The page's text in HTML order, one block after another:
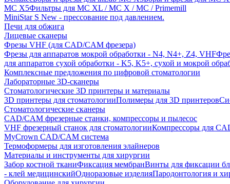
MC X5Фильтры для MC XL / MC X / MC / Primemill
MiniStar S New - прессование под давлением.
Печи для обжига
Лицевые сканеры
Фрезы VHF (для CAD/CAM фрезера)
Фрезы для аппаратов мокрой обработки - N4, N4+, Z4, VHF
для аппаратов сухой обработки - K5, K5+, сухой и мокрой
Комплексные предложения по цифровой стоматологии
Лабораторные 3D-сканеры
Стоматологические 3D принтеры и материалы
3D принтеры для стоматологииПолимеры для 3D принтеров
Стоматологические сканеры
CAD/CAM фрезерные станки, компрессоры и пылесос
VHF фрезерный станок для стоматологииКомпрессоры для
MyCrown CAD/CAM система
Термоформеры для изготовления элайнеров
Материалы и инструменты для хирургии
Забор костной тканиФиксация мембранВинты для фиксации
- клей медицинскийОдноразовые изделияПародонтология и